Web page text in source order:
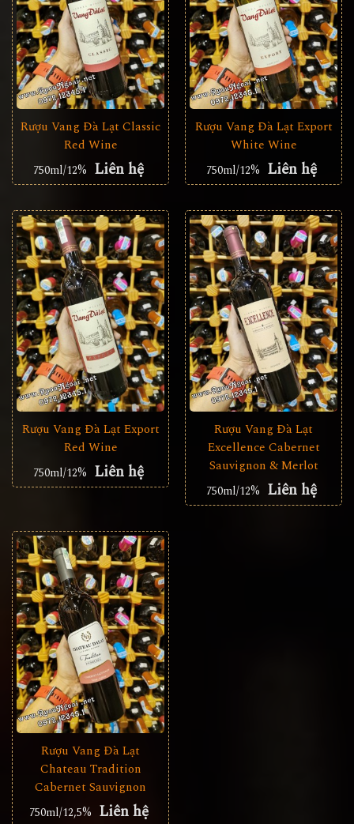
Rượu Vang Đà Lạt Classic
Red Wine
750ml/12% Liên hệ
Rượu Vang Đà Lạt Export
White Wine
750ml/12% Liên hệ
Rượu Vang Đà Lạt Export
Red Wine
750ml/12% Liên hệ
Rượu Vang Đà Lạt
Excellence Cabernet
Sauvignon & Merlot
750ml/12% Liên hệ
Rượu Vang Đà Lạt
Chateau Tradition
Cabernet Sauvignon
750ml/12,5% Liên hệ